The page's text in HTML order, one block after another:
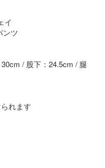
イ
ンツ
/ 股下：24.5cm / 腿
れます